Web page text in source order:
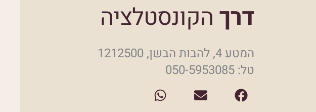
דרך הקונסטלציה
המטע 4, להבות הבשן, 1212500
טל: 050-5953085
F
a
E
n
W
h